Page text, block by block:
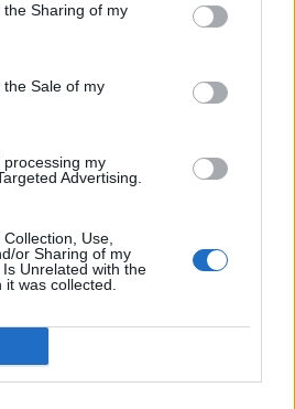
Sharing of my
Sale of my
my
Advertising.
Use,
or Sharing of my
Unrelated with the
was collected.
PLUS
er glad i